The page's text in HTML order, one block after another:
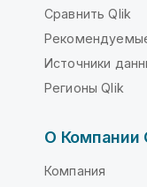
Сравнить Qlik
Источники
Регионы Qlik
О Компании
Компания